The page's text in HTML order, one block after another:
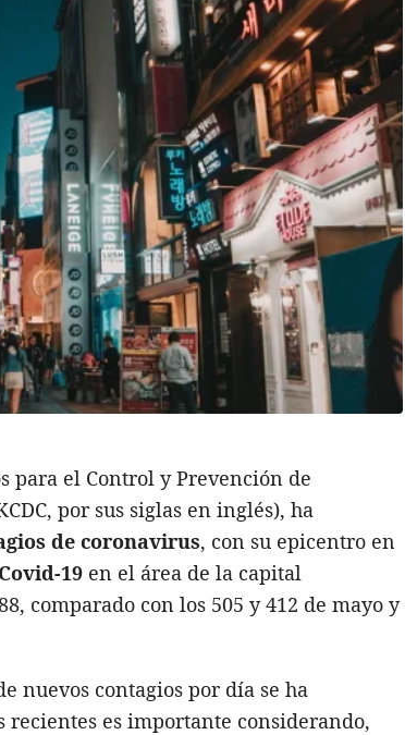
para el Control y Prevención de
por sus siglas en inglés), ha
de coronavirus, con su epicentro en
Covid-19 en el área de la capital
comparado con los 505 y 412 de mayo y
nuevos contagios por día se ha
es importante considerando,